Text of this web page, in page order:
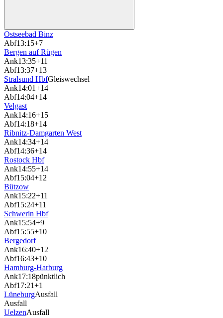
Ostseebad Binz
Abf13:15+7
Bergen auf Rügen
Ank13:35+11
Abf13:37+13
Stralsund HbfGleiswechsel
Ank14:01+14
Abf14:04+14
Velgast
Ank14:16+15
Abf14:18+14
Ribnitz-Damgarten West
Ank14:34+14
Abf14:36+14
Rostock Hbf
Ank14:55+14
Abf15:04+12
Bützow
Ank15:22+11
Abf15:24+11
Schwerin Hbf
Ank15:54+9
Abf15:55+10
Bergedorf
Ank16:40+12
Abf16:43+10
Hamburg-Harburg
Ank17:18pünktlich
Abf17:21+1
LüneburgAusfall
Ausfall
UelzenAusfall